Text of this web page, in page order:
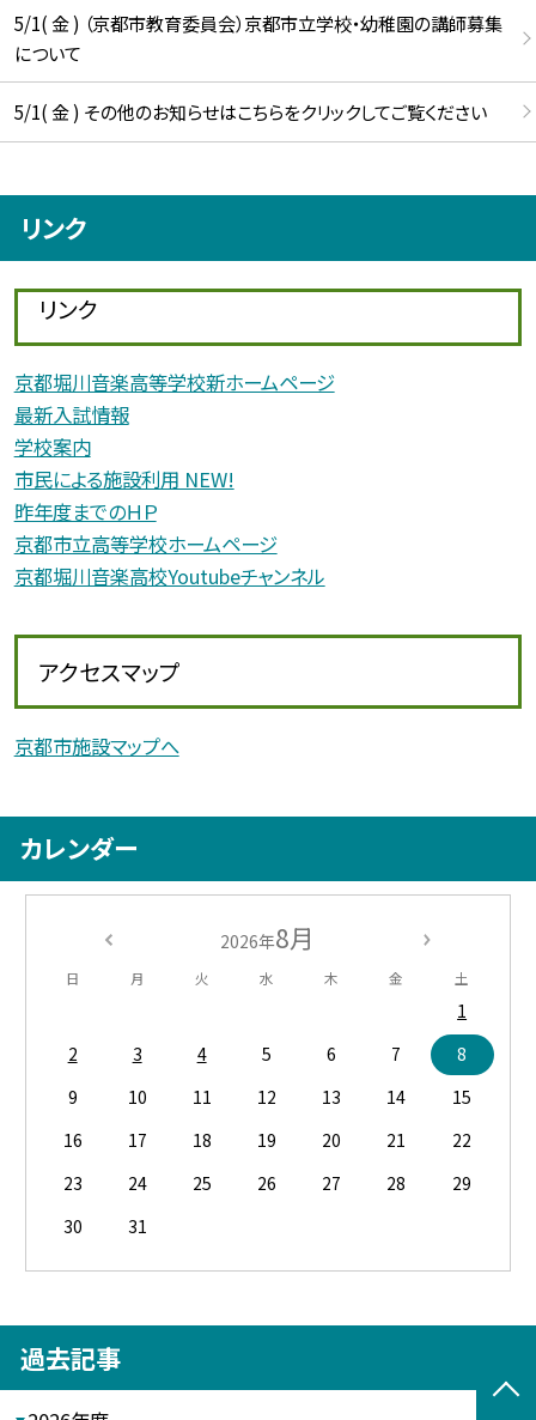
5/1( 金 ) （京都市教育委員会）京都市立学校・幼稚園の講師募集
について
5/1( 金 ) その他のお知らせはこちらをクリックしてご覧ください
リンク
リンク
京都堀川音楽高等学校新ホームページ
最新入試情報
学校案内
市民による施設利用 NEW!
昨年度までのＨＰ
京都市立高等学校ホームページ
京都堀川音楽高校Youtubeチャンネル
アクセスマップ
京都市施設マップへ
カレンダー
2026年8月
日 月 火 水 木 金 土
1
2
3 4 5 6 7
8
9
10 11 12 13 14
15
16
17 18 19 20 21
22
23
24 25 26 27 28
29
30
31
過去記事